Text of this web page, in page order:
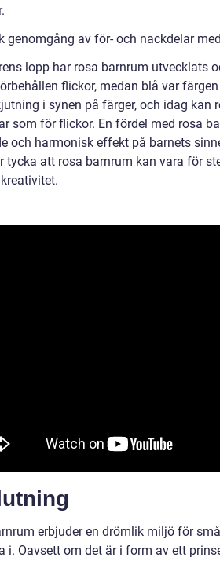
genomgång av för- och nackdelar
lopp har rosa barnrum utvecklats
flickor, medan blå var
i synen på färger, och idag kan
som för flickor. En fördel med rosa
och harmonisk effekt på barnets
tycka att rosa barnrum kan vara för
erbjuder en drömlik miljö för
i. Oavsett om det är i form av ett